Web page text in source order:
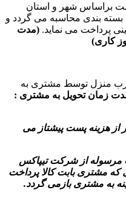
براساس شهر و استان
بسته بندی محاسبه می گردد و
پرداخت می نماید. (مدت
منزل توسط مشتری به
زمان تحویل به مشتری :
از هزینه پست پیشتاز می
مرسوله از شرکت تیپاکس
که مشتری بابت کالا پرداخت
به مشتری بازمی گردد.